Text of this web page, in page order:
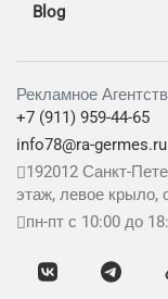
Blog
Рекламное
+7 (911) 959-44-65
info78@ra-germes.ru
192012 Санкт-
этаж, левое крыло,
пн-пт с 10:00 до